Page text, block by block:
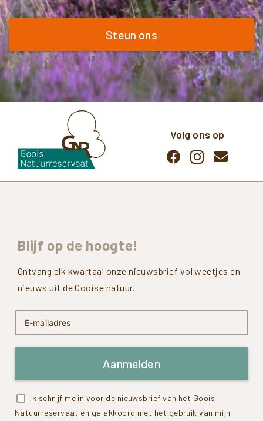
Steun ons
Volg ons op
Blijf op de hoogte!
Ontvang elk kwartaal onze nieuwsbrief vol weetjes en
nieuws uit de Gooise natuur.
Aanmelden
Ik schrijf me in voor de nieuwsbrief van het Goois
Natuurreservaat en ga akkoord met het gebruik van mijn